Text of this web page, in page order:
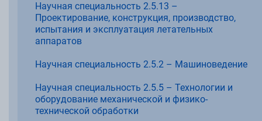
Научная специальность 2.5.13 –
Проектирование, конструкция, производство,
испытания и эксплуатация летательных
аппаратов
Научная специальность 2.5.2 – Машиноведение
Научная специальность 2.5.5 – Технологии и
оборудование механической и физико-
технической обработки